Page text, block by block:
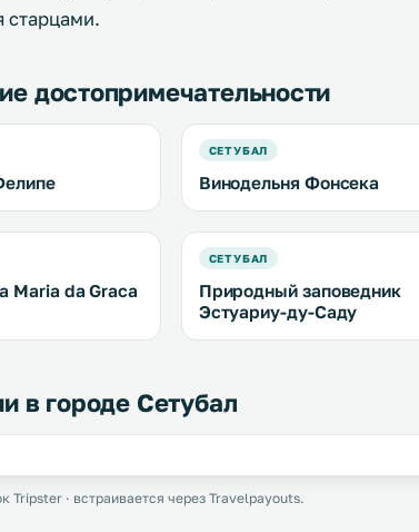
старцами.
достопримечательности
СЕТУБАЛ
Винодельня Фонсека
Maria da Graca
СЕТУБАЛ
Природный заповедник
Эстуариу-ду-Саду
в городе Сетубал
Tripster · встраивается через Travelpayouts.